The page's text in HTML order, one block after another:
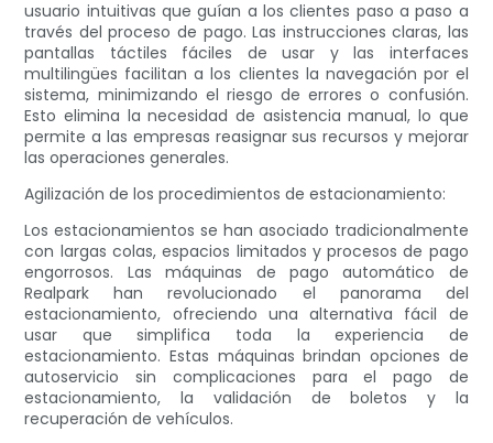
usuario intuitivas que guían a los clientes paso a paso a
través del proceso de pago. Las instrucciones claras, las
pantallas táctiles fáciles de usar y las interfaces
multilingües facilitan a los clientes la navegación por el
sistema, minimizando el riesgo de errores o confusión.
Esto elimina la necesidad de asistencia manual, lo que
permite a las empresas reasignar sus recursos y mejorar
las operaciones generales.
Agilización de los procedimientos de estacionamiento:
Los estacionamientos se han asociado tradicionalmente
con largas colas, espacios limitados y procesos de pago
engorrosos. Las máquinas de pago automático de
Realpark han revolucionado el panorama del
estacionamiento, ofreciendo una alternativa fácil de
usar que simplifica toda la experiencia de
estacionamiento. Estas máquinas brindan opciones de
autoservicio sin complicaciones para el pago de
estacionamiento, la validación de boletos y la
recuperación de vehículos.